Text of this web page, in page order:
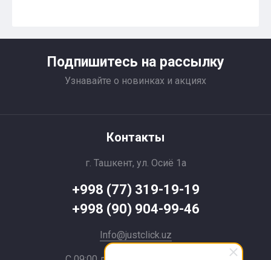
Подпишитесь на рассылку
Узнавайте о новинках и акциях
Контакты
г. Ташкент, ул. Осиё 1a
+998 (77) 319-19-19
+998 (90) 904-99-46
Info@justclick.uz